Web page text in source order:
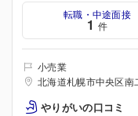
転職・中途面接
1 件
小売業
北海道札幌市中央区
やりがいの口コミ